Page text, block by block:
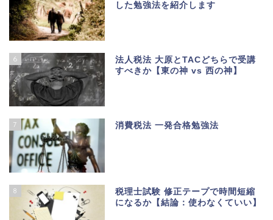
した勉強法を紹介します
6
法人税法 大原とTACどちらで受講
すべきか【東の神 vs 西の神】
7 消費税法 一発合格勉強法
8
税理士試験 修正テープで時間短縮
になるか【結論：使わなくていい】